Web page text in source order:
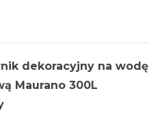
dekoracyjny na wodę
Maurano 300L